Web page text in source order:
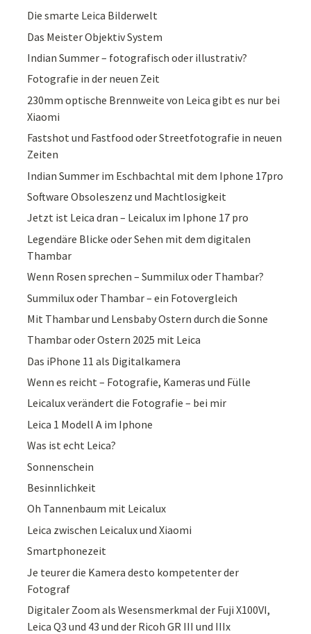
Die smarte Leica Bilderwelt
Das Meister Objektiv System
Indian Summer – fotografisch oder illustrativ?
Fotografie in der neuen Zeit
230mm optische Brennweite von Leica gibt es nur bei
Xiaomi
Fastshot und Fastfood oder Streetfotografie in neuen
Zeiten
Indian Summer im Eschbachtal mit dem Iphone 17pro
Software Obsoleszenz und Machtlosigkeit
Jetzt ist Leica dran – Leicalux im Iphone 17 pro
Legendäre Blicke oder Sehen mit dem digitalen
Thambar
Wenn Rosen sprechen – Summilux oder Thambar?
Summilux oder Thambar – ein Fotovergleich
Mit Thambar und Lensbaby Ostern durch die Sonne
Thambar oder Ostern 2025 mit Leica
Das iPhone 11 als Digitalkamera
Wenn es reicht – Fotografie, Kameras und Fülle
Leicalux verändert die Fotografie – bei mir
Leica 1 Modell A im Iphone
Was ist echt Leica?
Sonnenschein
Besinnlichkeit
Oh Tannenbaum mit Leicalux
Leica zwischen Leicalux und Xiaomi
Smartphonezeit
Je teurer die Kamera desto kompetenter der
Fotograf
Digitaler Zoom als Wesensmerkmal der Fuji X100VI,
Leica Q3 und 43 und der Ricoh GR III und IIIx